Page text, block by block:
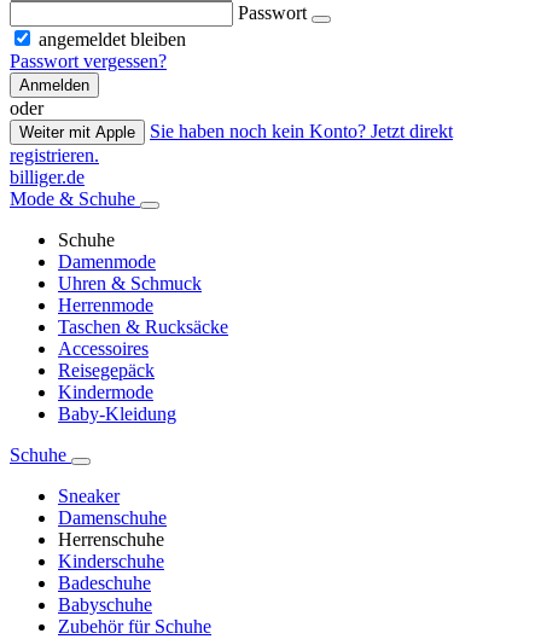
Passwort
angemeldet bleiben
Passwort vergessen?
Anmelden
oder
Weiter mit Apple
Sie haben noch kein Konto? Jetzt direkt
registrieren.
billiger.de
Mode & Schuhe
Schuhe
Damenmode
Uhren & Schmuck
Herrenmode
Taschen & Rucksäcke
Accessoires
Reisegepäck
Kindermode
Baby-Kleidung
Schuhe
Sneaker
Damenschuhe
Herrenschuhe
Kinderschuhe
Badeschuhe
Babyschuhe
Zubehör für Schuhe